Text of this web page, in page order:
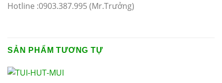
Hotline :0903.387.995 (Mr.Trưởng)
SẢN PHẨM TƯƠNG TỰ